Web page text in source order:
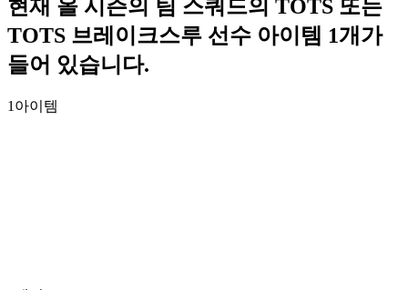
현재 올 시즌의 팀 스쿼드의 TOTS 또는
TOTS 브레이크스루 선수 아이템 1개가
들어 있습니다.
1 아이템